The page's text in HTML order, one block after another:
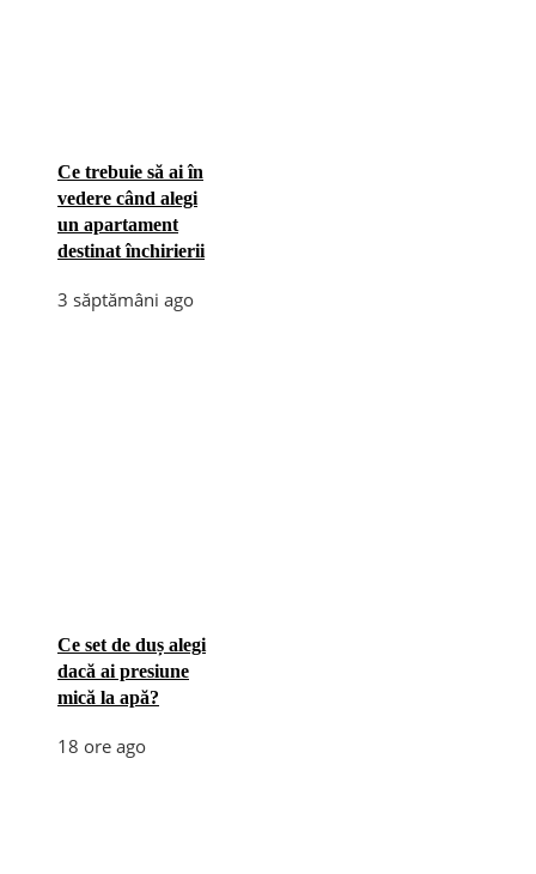
Ce trebuie să ai în
vedere când alegi
un apartament
destinat închirierii
3 săptămâni ago
Ce set de duș alegi
dacă ai presiune
mică la apă?
18 ore ago